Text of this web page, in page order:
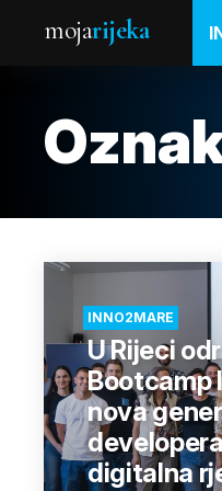
mojarijeka
INNO2MARE
U Rijeci
Bootcamp
nova
digitalna